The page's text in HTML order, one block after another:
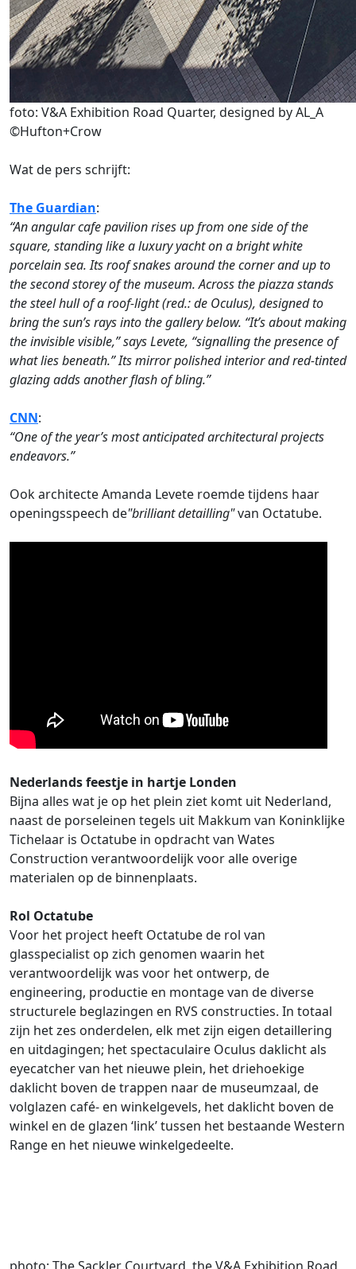
foto: V&A Exhibition Road Quarter, designed by AL_A
©Hufton+Crow
Wat de pers schrijft:
The Guardian:
“An angular cafe pavilion rises up from one side of the
square, standing like a luxury yacht on a bright white
porcelain sea. Its roof snakes around the corner and up to
the second storey of the museum. Across the piazza stands
the steel hull of a roof-light (red.: de Oculus), designed to
bring the sun’s rays into the gallery below. “It’s about making
the invisible visible,” says Levete, “signalling the presence of
what lies beneath.” Its mirror polished interior and red-tinted
glazing adds another flash of bling.”
CNN:
“One of the year’s most anticipated architectural projects
endeavors.”
Ook architecte Amanda Levete roemde tijdens haar
openingsspeech de"brilliant detailling"van Octatube.
Nederlands feestje in hartje Londen
Bijna alles wat je op het plein ziet komt uit Nederland,
naast de porseleinen tegels uit Makkum van Koninklijke
Tichelaar is Octatube in opdracht van Wates
Construction verantwoordelijk voor alle overige
materialen op de binnenplaats.
Rol Octatube
Voor het project heeft Octatube de rol van
glasspecialist op zich genomen waarin het
verantwoordelijk was voor het ontwerp, de
engineering, productie en montage van de diverse
structurele beglazingen en RVS constructies. In totaal
zijn het zes onderdelen, elk met zijn eigen detaillering
en uitdagingen; het spectaculaire Oculus daklicht als
eyecatcher van het nieuwe plein, het driehoekige
daklicht boven de trappen naar de museumzaal, de
volglazen café- en winkelgevels, het daklicht boven de
winkel en de glazen ‘link’ tussen het bestaande Western
Range en het nieuwe winkelgedeelte.